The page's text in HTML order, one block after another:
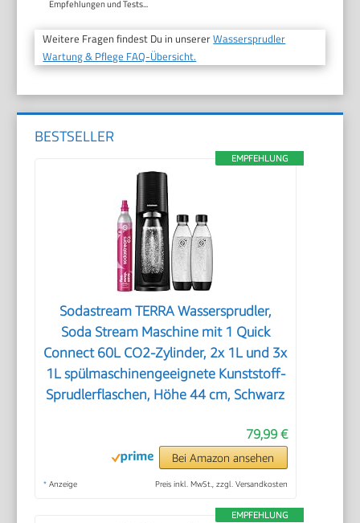
Empfehlungen und Tests...
Weitere Fragen findest Du in unsererWassersprudler
Wartung & Pflege FAQ-Übersicht.
BESTSELLER
EMPFEHLUNG
Sodastream TERRA Wassersprudler,
Soda Stream Maschine mit 1 Quick
Connect 60L CO2-Zylinder, 2x 1L und 3x
1L spülmaschinengeeignete Kunststoff-
Sprudlerflaschen, Höhe 44 cm, Schwarz
79,99 €
Bei Amazon ansehen
* Anzeige Preis inkl. MwSt., zzgl. Versandkosten
EMPFEHLUNG